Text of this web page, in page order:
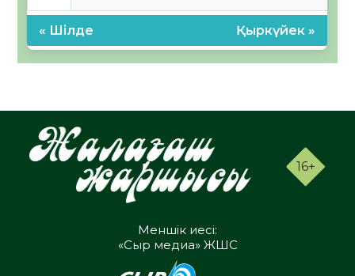
« Шілде Қыркүйек »
16+
Меншік иесі:
«Сыр медиа» ЖШС